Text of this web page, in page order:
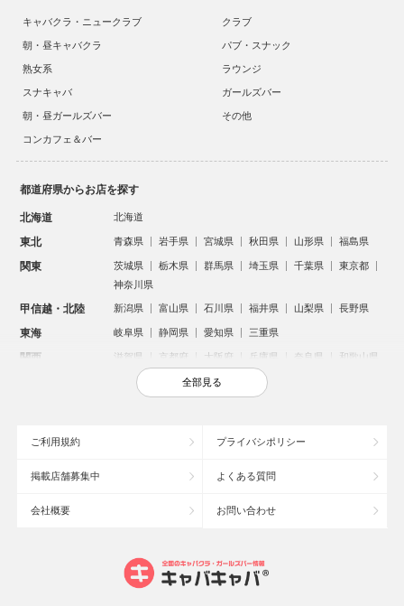
キャバクラ・ニュークラブ
クラブ
朝・昼キャバクラ
パブ・スナック
熟女系
ラウンジ
スナキャバ
ガールズバー
朝・昼ガールズバー
その他
コンカフェ＆バー
都道府県からお店を探す
北海道 北海道
東北 青森県 岩手県 宮城県 秋田県 山形県 福島県
関東 茨城県 栃木県 群馬県 埼玉県 千葉県
東京都
神奈川県
甲信越・北陸 新潟県 富山県 石川県 福井県 山梨県 長野県
東海 岐阜県 静岡県 愛知県 三重県
関西 滋賀県 京都府 大阪府 兵庫県 奈良県 和歌山県
鳥取県 島根県 岡山県 広島県
沖縄県
大宮のキャバクラ
新潟市のキャバクラ
高崎市のキャバクラ
全部見る
ご利用規約 プライバシポリシー
掲載店舗募集中 よくある質問
会社概要 お問い合わせ